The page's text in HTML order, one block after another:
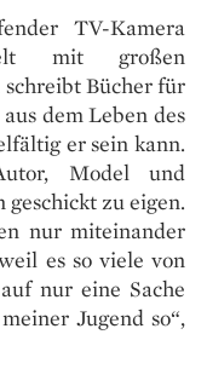
TV-Kamera
mit großen
Bücher für
dem Leben des
er sein kann.
Model und
zu eigen.
nur miteinander
es so viele von
nur eine Sache
Jugend so“,